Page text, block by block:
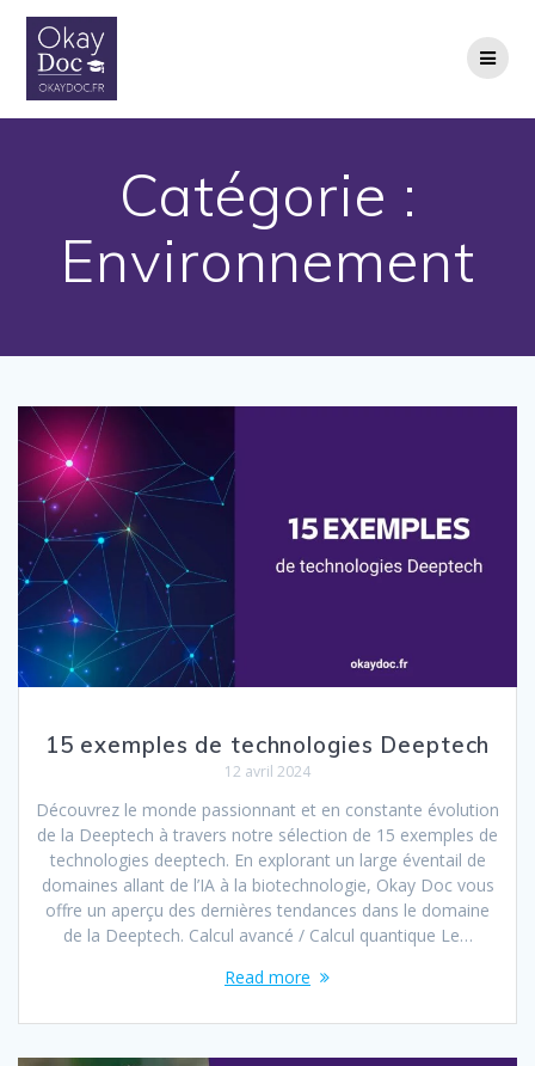
Catégorie :
Environnement
15 exemples de technologies Deeptech
12 avril 2024
Découvrez le monde passionnant et en constante évolution
de la Deeptech à travers notre sélection de 15 exemples de
technologies deeptech. En explorant un large éventail de
domaines allant de l’IA à la biotechnologie, Okay Doc vous
offre un aperçu des dernières tendances dans le domaine
de la Deeptech. Calcul avancé / Calcul quantique Le…
Read more